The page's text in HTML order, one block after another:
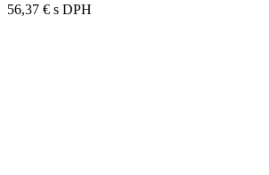
56,37 € s DPH